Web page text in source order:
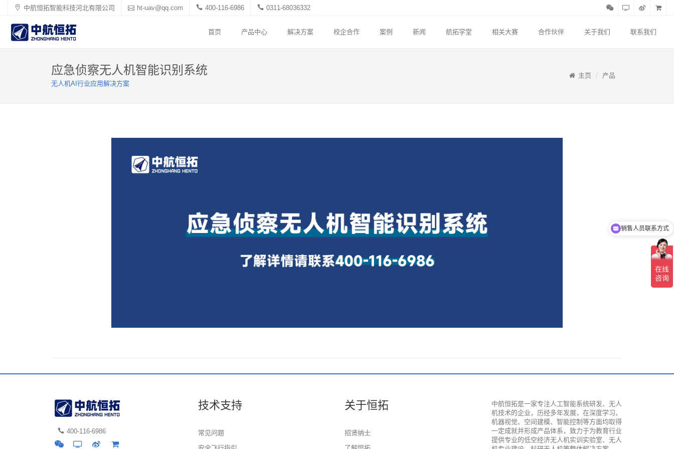
中航恒拓智能科技河北有限公司 ht-uav@qq.com 400-116-6986 0311-68036332
首页 产品中心 解决方案 校企合作 案例 新闻 航拓学堂 相关大赛 合作伙伴 关于我们 联系我们
应急侦察无人机智能识别系统
无人机AI行业应用解决方案
主页 产品
400-116-6986
技术支持
常见问题
关于恒拓
招贤纳士
中航恒拓是一家专注人工智能系统研发、无人
机技术的企业，历经多年发展，在深度学习、
机器视觉、空间建模、智能控制等方面均取得
一定成就并形成产品体系，致力于为教育行业
提供专业的低空经济无人机实训实验室、无人
销售人员联系方式